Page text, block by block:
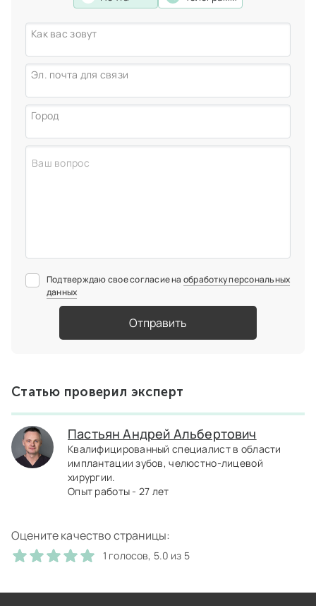
Как вас зовут
Эл. почта для связи
Город
Подтверждаю свое согласие на обработку персональных
данных
Отправить
Статью проверил эксперт
Пастьян Андрей Альбертович
Квалифицированный специалист в области
имплантации зубов, челюстно-лицевой
хирургии.
Опыт работы - 27 лет
Оцените качество страницы:
1 голосов, 5.0 из 5